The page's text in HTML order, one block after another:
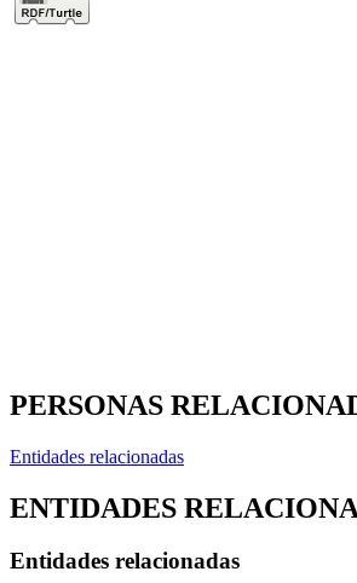
PERSONAS
Entidades relacionadas
ENTIDADES
Entidades relacionadas